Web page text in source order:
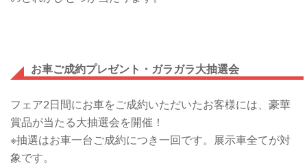
お車ご成約プレゼント・ガラガラ大抽選会
フェア2日間にお車をご成約いただいたお客様には、豪華
賞品が当たる大抽選会を開催！
※抽選はお車一台ご成約につき一回です。展示車全てが対
象です。